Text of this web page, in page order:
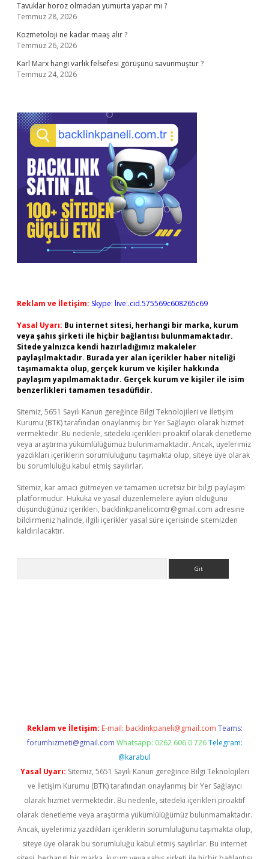
Tavuklar horoz olmadan yumurta yapar mı ?
Temmuz 28, 2026
Kozmetoloji ne kadar maaş alır ?
Temmuz 26, 2026
Karl Marx hangi varlık felsefesi görüşünü savunmuştur ?
Temmuz 24, 2026
Reklam ve İletişim: Skype: live:.cid.575569c608265c69
Yasal Uyarı: Bu internet sitesi, herhangi bir marka, kurum
veya şahıs şirketi ile hiçbir bağlantısı bulunmamaktadır.
Sitede yalnızca kendi hazırladığımız makaleler
paylaşılmaktadır. Burada yer alan içerikler haber niteliği
taşımamakta olup, gerçek kurum ve kişiler hakkında
paylaşım yapılmamaktadır. Gerçek kurum ve kişiler ile isim
benzerlikleri tamamen tesadüfidir.
Sitemiz, 5651 Sayılı Kanun gereğince Bilgi Teknolojileri ve İletişim
Kurumu (BTK) tarafından onaylanmış bir Yer Sağlayıcı olarak hizmet
vermektedir. Bu nedenle, sitedeki içerikleri proaktif olarak denetleme
veya araştırma yükümlülüğümüz bulunmamaktadır. Ancak, üyelerimiz
yazdıkları içeriklerin sorumluluğunu taşımakta olup, siteye üye olarak
bu sorumluluğu kabul etmiş sayılırlar.
Sitemiz, kar amacı gütmeyen ve tamamen ücretsiz bir bilgi paylaşım
platformudur. Hukuka ve yasal düzenlemelere aykırı olduğunu
düşündüğünüz içerikleri, backlinkpanelicomtr@gmail.com adresine
bildirmeniz halinde, ilgili içerikler yasal süre içerisinde sitemizden
kaldırılacaktır.
Reklam ve İletişim: E-mail: backlinkpaneli@gmail.com Teams:
forumhizmeti@gmail.com Whatsapp: 0262 606 0 726 Telegram:
@karabul
Yasal Uyarı: Sitemiz, 5651 Sayılı Kanun gereğince Bilgi Teknolojileri
ve İletişim Kurumu (BTK) tarafından onaylanmış bir Yer Sağlayıcı
olarak hizmet vermektedir. Bu nedenle, sitedeki içerikleri proaktif
olarak denetleme veya araştırma yükümlülüğümüz bulunmamaktadır.
Ancak, üyelerimiz yazdıkları içeriklerin sorumluluğunu taşımakta olup,
siteye üye olarak bu sorumluluğu kabul etmiş sayılırlar. Bu internet